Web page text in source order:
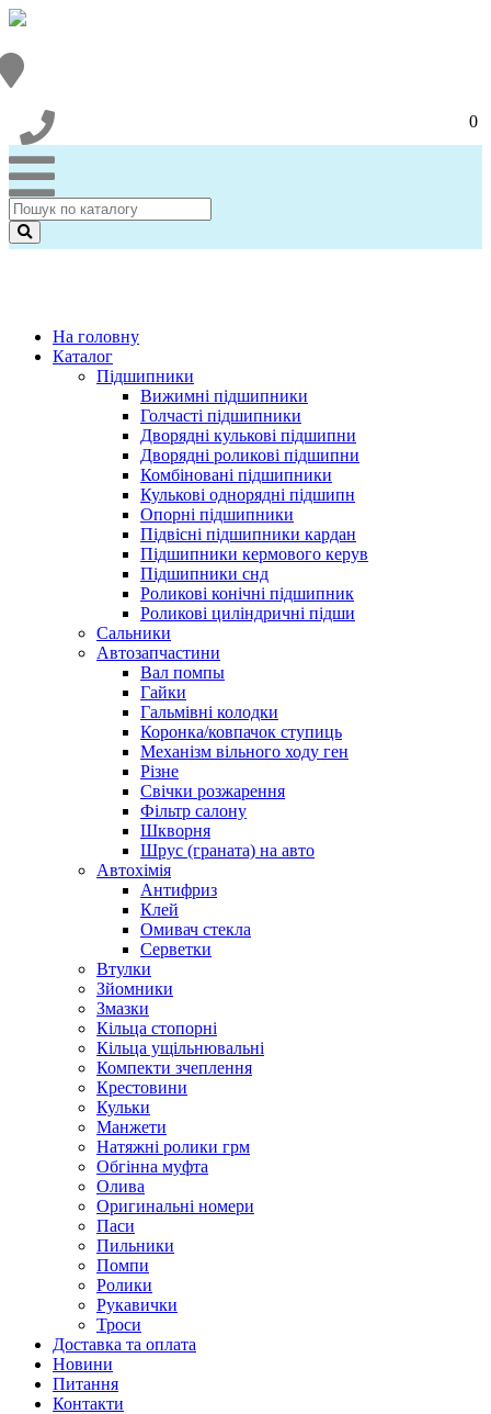
0
На головну
Каталог
Підшипники
Вижимні підшипники
Голчасті підшипники
Дворядні кулькові підшипни
Дворядні роликові підшипни
Комбіновані підшипники
Кулькові однорядні підшипн
Опорні підшипники
Підвісні підшипники кардан
Підшипники кермового керув
Підшипники снд
Роликові конічні підшипник
Роликові циліндричні підши
Сальники
Автозапчастини
Вал помпы
Гайки
Гальмівні колодки
Коронка/ковпачок ступиць
Механізм вільного ходу ген
Різне
Свічки розжарення
Фільтр салону
Шкворня
Шрус (граната) на авто
Автохімія
Антифриз
Клей
Омивач стекла
Серветки
Втулки
Зйомники
Змазки
Кільца стопорні
Кільца ущільнювальні
Компекти зчеплення
Крестовини
Кульки
Манжети
Натяжні ролики грм
Обгінна муфта
Олива
Оригинальні номери
Паси
Пильники
Помпи
Ролики
Рукавички
Троси
Доставка та оплата
Новини
Питання
Контакти